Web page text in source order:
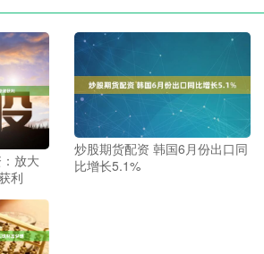
放大
利
炒股期货配资 韩国6月份出口同
比增长5.1%